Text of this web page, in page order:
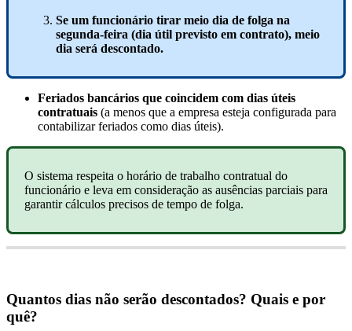
Se um funcionário tirar meio dia de folga na
segunda-feira (dia útil previsto em contrato), meio
dia será descontado.
Feriados bancários que coincidem com dias úteis
contratuais (a menos que a empresa esteja configurada para
contabilizar feriados como dias úteis).
O sistema respeita o horário de trabalho contratual do
funcionário e leva em consideração as ausências parciais para
garantir cálculos precisos de tempo de folga.
Quantos dias não serão descontados? Quais e por
quê?